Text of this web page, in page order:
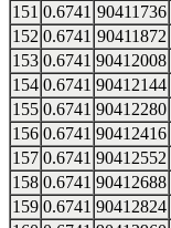
151 0.6741 90411736
152 0.6741 90411872
153 0.6741 90412008
154 0.6741 90412144
155 0.6741 90412280
156 0.6741 90412416
157 0.6741 90412552
158 0.6741 90412688
159 0.6741 90412824